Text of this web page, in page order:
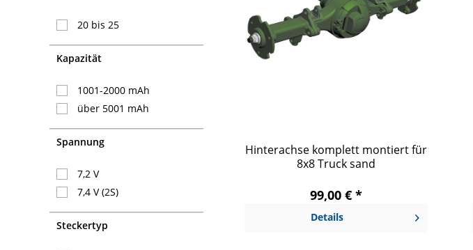
20 bis 25
Kapazität
1001-2000 mAh
über 5001 mAh
Spannung
7,2 V
7,4 V (2S)
Steckertyp
Hinterachse komplett montiert für
8x8 Truck sand
99,00 € *
Details